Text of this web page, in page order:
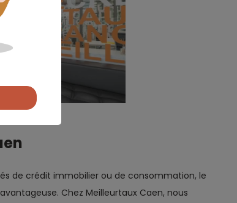
de crédit immobilier ou de consommation, le
Chez Meilleurtaux Caen, nous